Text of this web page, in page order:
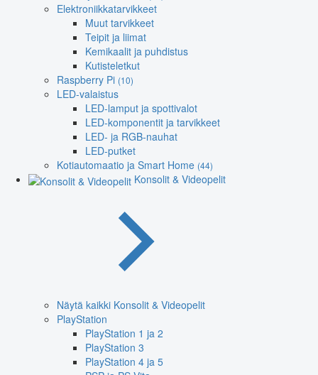
Elektroniikkatarvikkeet
Muut tarvikkeet
Teipit ja liimat
Kemikaalit ja puhdistus
Kutisteletkut
Raspberry Pi (10)
LED-valaistus
LED-lamput ja spottivalot
LED-komponentit ja tarvikkeet
LED- ja RGB-nauhat
LED-putket
Kotiautomaatio ja Smart Home (44)
Konsolit & Videopelit
Näytä kaikki Konsolit & Videopelit
PlayStation
PlayStation 1 ja 2
PlayStation 3
PlayStation 4 ja 5